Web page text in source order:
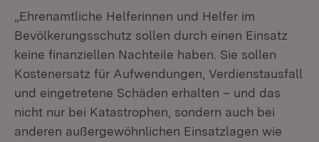
„Ehrenamtliche Helferinnen und Helfer im
Bevölkerungsschutz sollen durch einen Einsatz
keine finanziellen Nachteile haben. Sie sollen
Kostenersatz für Aufwendungen, Verdienstausfall
und eingetretene Schäden erhalten – und das
nicht nur bei Katastrophen, sondern auch bei
anderen außergewöhnlichen Einsatzlagen wie